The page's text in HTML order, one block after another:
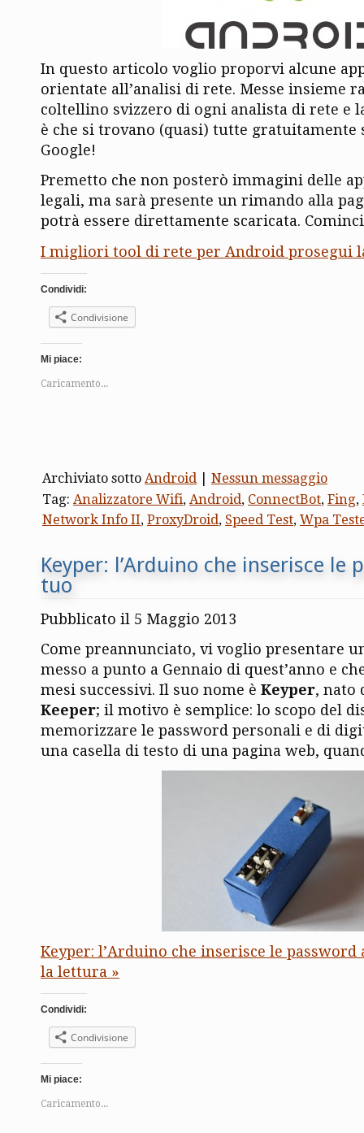
In questo articolo voglio proporvi alcune
orientate all’analisi di rete. Messe insieme
coltellino svizzero di ogni analista di rete e
è che si trovano (quasi) tutte gratuitamente
Google!
Premetto che non posterò immagini delle
legali, ma sarà presente un rimando alla
potrà essere direttamente scaricata.
I migliori tool di rete per Android prosegui
Condividi:
Condivisione
Mi piace:
Caricamento...
Archiviato sotto Android
Nessun messaggio
Tag: Analizzatore Wifi, Android, ConnectBot, Fing,
Network Info II, ProxyDroid, Speed Test, Wpa
Keyper: l’Arduino che inserisce le
tuo
Pubblicato il 5 Maggio 2013
Come preannunciato, vi voglio presentare
messo a punto a Gennaio di quest’anno e
mesi successivi. Il suo nome è Keyper, nato
Keeper; il motivo è semplice: lo scopo del
memorizzare le password personali e di
una casella di testo di una pagina web,
Keyper: l’Arduino che inserisce le
la lettura »
Condividi:
Condivisione
Mi piace:
Caricamento...